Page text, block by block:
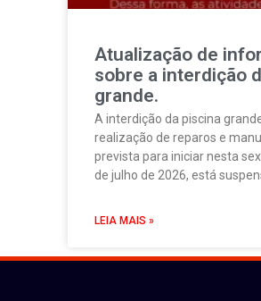
Atualização de
sobre a interdição
grande.
A interdição da piscina
realização de reparos e
prevista para iniciar nesta
de julho de 2026, está
LEIA MAIS »